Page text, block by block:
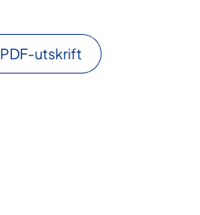
PDF-utskrift